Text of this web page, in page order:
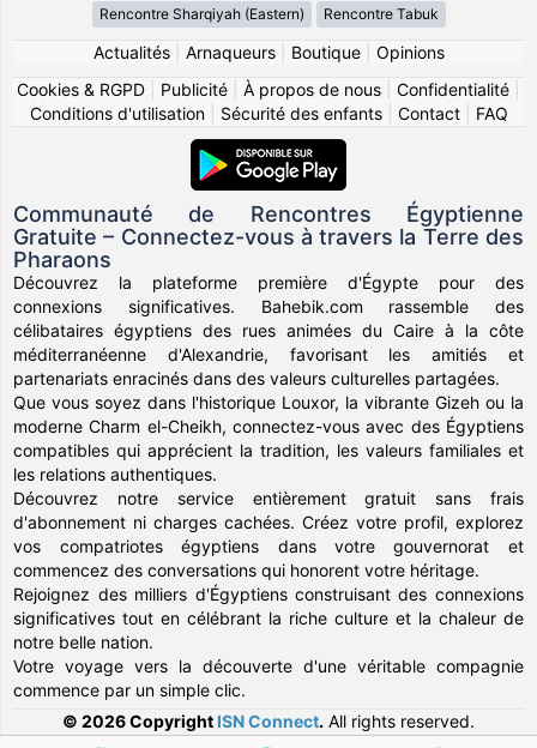
Rencontre Sharqiyah (Eastern) Rencontre Tabuk
Actualités| Arnaqueurs| Boutique| Opinions
Cookies & RGPD
Publicité À propos de nous Confidentialité
Conditions d'utilisation| Sécurité des enfants| Contact| FAQ
Communauté de Rencontres Égyptienne
Gratuite – Connectez-vous à travers la Terre des
Pharaons
Découvrez la plateforme première d'Égypte pour des
connexions significatives. Bahebik.com rassemble des
célibataires égyptiens des rues animées du Caire à la côte
méditerranéenne d'Alexandrie, favorisant les amitiés et
partenariats enracinés dans des valeurs culturelles partagées.
Que vous soyez dans l'historique Louxor, la vibrante Gizeh ou la
moderne Charm el-Cheikh, connectez-vous avec des Égyptiens
compatibles qui apprécient la tradition, les valeurs familiales et
les relations authentiques.
Découvrez notre service entièrement gratuit sans frais
d'abonnement ni charges cachées. Créez votre profil, explorez
vos compatriotes égyptiens dans votre gouvernorat et
commencez des conversations qui honorent votre héritage.
Rejoignez des milliers d'Égyptiens construisant des connexions
significatives tout en célébrant la riche culture et la chaleur de
notre belle nation.
Votre voyage vers la découverte d'une véritable compagnie
commence par un simple clic.
© 2026 Copyright ISN Connect. All rights reserved.